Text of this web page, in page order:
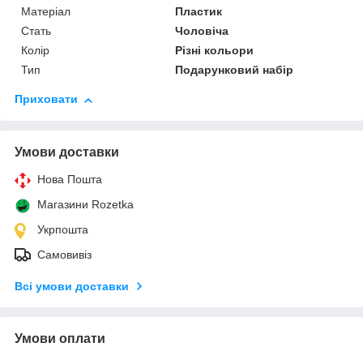
Матеріал
Пластик
Стать
Чоловіча
Колір
Різні кольори
Тип
Подарунковий набір
Приховати
Умови доставки
Нова Пошта
Магазини Rozetka
Укрпошта
Самовивіз
Всі умови доставки
Умови оплати